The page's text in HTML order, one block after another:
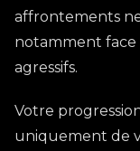
affrontements
notamment face
agressifs.
Votre
uniquement de